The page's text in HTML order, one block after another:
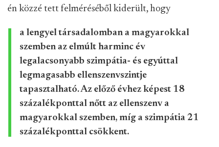
én közzé tett felméréséből kiderült, hogy
a lengyel társadalomban a magyarokkal
szemben az elmúlt harminc év
legalacsonyabb szimpátia- és egyúttal
legmagasabb ellenszenvszintje
tapasztalható. Az előző évhez képest 18
százalékponttal nőtt az ellenszenv a
magyarokkal szemben, míg a szimpátia 21
százalékponttal csökkent.